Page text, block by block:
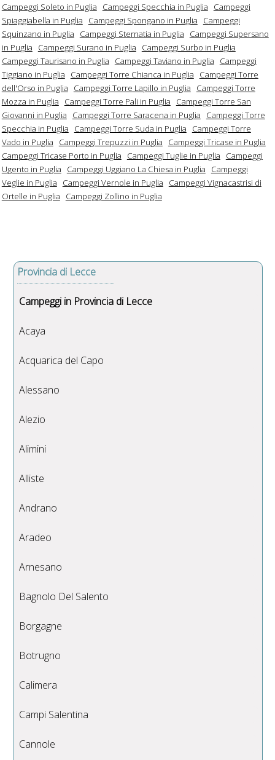
Campeggi Soleto in Puglia
Campeggi Specchia in Puglia
Campeggi
Spiaggiabella in Puglia
Campeggi Spongano in Puglia
Campeggi
Squinzano in Puglia
Campeggi Sternatia in Puglia
Campeggi Supersano
in Puglia
Campeggi Surano in Puglia
Campeggi Surbo in Puglia
Campeggi Taurisano in Puglia
Campeggi Taviano in Puglia
Campeggi
Tiggiano in Puglia
Campeggi Torre Chianca in Puglia
Campeggi Torre
dell'Orso in Puglia
Campeggi Torre Lapillo in Puglia
Campeggi Torre
Mozza in Puglia
Campeggi Torre Pali in Puglia
Campeggi Torre San
Giovanni in Puglia
Campeggi Torre Saracena in Puglia
Campeggi Torre
Specchia in Puglia
Campeggi Torre Suda in Puglia
Campeggi Torre
Vado in Puglia
Campeggi Trepuzzi in Puglia
Campeggi Tricase in Puglia
Campeggi Tricase Porto in Puglia
Campeggi Tuglie in Puglia
Campeggi
Ugento in Puglia
Campeggi Uggiano La Chiesa in Puglia
Campeggi
Veglie in Puglia
Campeggi Vernole in Puglia
Campeggi Vignacastrisi di
Ortelle in Puglia
Campeggi Zollino in Puglia
Provincia di Lecce
Campeggi in Provincia di Lecce
Acaya
Acquarica del Capo
Alessano
Alezio
Alimini
Alliste
Andrano
Aradeo
Arnesano
Bagnolo Del Salento
Borgagne
Botrugno
Calimera
Campi Salentina
Cannole